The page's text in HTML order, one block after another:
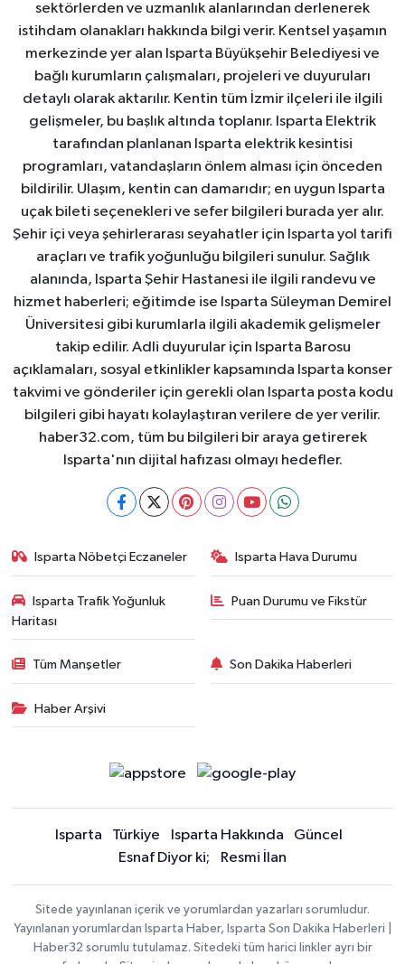
sektörlerden ve uzmanlık alanlarından derlenerek
istihdam olanakları hakkında bilgi verir. Kentsel yaşamın
merkezinde yer alan Isparta Büyükşehir Belediyesi ve
bağlı kurumların çalışmaları, projeleri ve duyuruları
detaylı olarak aktarılır. Kentin tüm İzmir ilçeleri ile ilgili
gelişmeler, bu başlık altında toplanır. Isparta Elektrik
tarafından planlanan Isparta elektrik kesintisi
programları, vatandaşların önlem alması için önceden
bildirilir. Ulaşım, kentin can damarıdır; en uygun Isparta
uçak bileti seçenekleri ve sefer bilgileri burada yer alır.
Şehir içi veya şehirlerarası seyahatler için Isparta yol tarifi
araçları ve trafik yoğunluğu bilgileri sunulur. Sağlık
alanında, Isparta Şehir Hastanesi ile ilgili randevu ve
hizmet haberleri; eğitimde ise Isparta Süleyman Demirel
Üniversitesi gibi kurumlarla ilgili akademik gelişmeler
takip edilir. Adli duyurular için Isparta Barosu
açıklamaları, sosyal etkinlikler kapsamında Isparta konser
takvimi ve gönderiler için gerekli olan Isparta posta kodu
bilgileri gibi hayatı kolaylaştıran verilere de yer verilir.
haber32.com, tüm bu bilgileri bir araya getirerek
Isparta'nın dijital hafızası olmayı hedefler.
Isparta Nöbetçi Eczaneler Isparta Hava Durumu
Isparta Trafik Yoğunluk
Haritası
Puan Durumu ve Fikstür
Tüm Manşetler Son Dakika Haberleri
Haber Arşivi
Isparta Türkiye Isparta Hakkında
Güncel
Esnaf Diyor ki;
Resmi İlan
Sitede yayınlanan içerik ve yorumlardan yazarları sorumludur.
Yayınlanan yorumlardan Isparta Haber, Isparta Son Dakika Haberleri |
Haber32 sorumlu tutulamaz. Sitedeki tüm harici linkler ayrı bir